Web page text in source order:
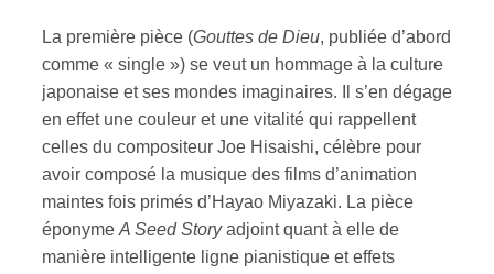
La première pièce (Gouttes de Dieu, publiée d’abord
comme « single ») se veut un hommage à la culture
japonaise et ses mondes imaginaires. Il s’en dégage
en effet une couleur et une vitalité qui rappellent
celles du compositeur Joe Hisaishi, célèbre pour
avoir composé la musique des films d’animation
maintes fois primés d’Hayao Miyazaki. La pièce
éponyme A Seed Storyadjoint quant à elle de
manière intelligente ligne pianistique et effets